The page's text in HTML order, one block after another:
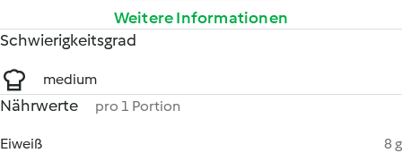
Weitere Informationen
Schwierigkeitsgrad
medium
Nährwerte pro 1 Portion
Eiweiß
8 g